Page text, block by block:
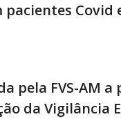
Covid
pela FVS-AM
da Vigilância